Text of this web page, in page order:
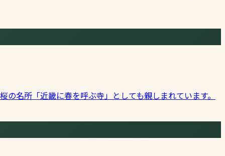
名所「近畿に春を呼ぶ寺」としても親しまれています。